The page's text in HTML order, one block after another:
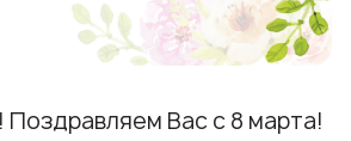
Вас с 8 марта!